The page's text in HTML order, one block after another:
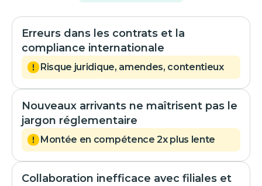
Erreurs dans les contrats et la
compliance internationale
Risque juridique, amendes, contentieux
Nouveaux arrivants ne maîtrisent pas le
jargon réglementaire
Montée en compétence 2x plus lente
Collaboration inefficace avec filiales et